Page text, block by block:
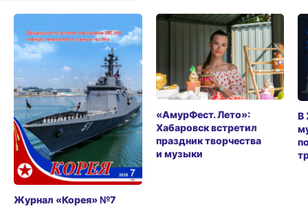
Журнал «Корея» №7
«АмурФест. Лето»:
Хабаровск встретил
праздник творчества
и музыки
В